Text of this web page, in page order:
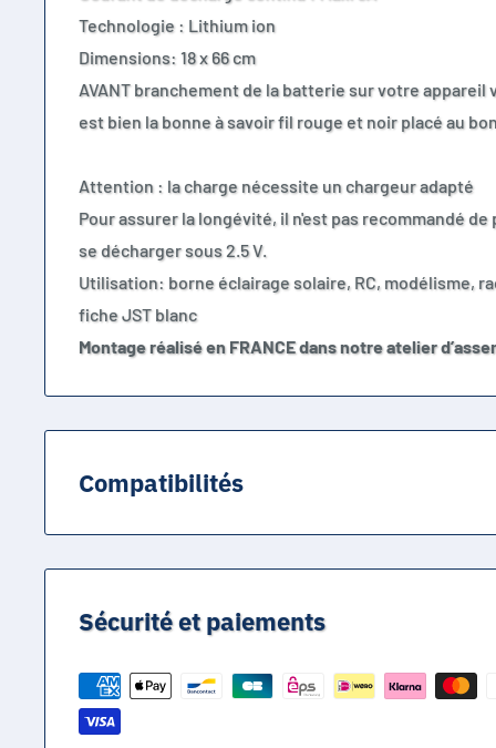
Technologie : Lithium ion
Dimensions: 18 x 66 cm
AVANT branchement de la batterie sur votre
est bien la bonne à savoir fil rouge et noir placé au
Attention : la charge nécessite un chargeur adapté
Pour assurer la longévité, il n'est pas recommandé
se décharger sous 2.5 V.
Utilisation: borne éclairage solaire, RC, modélisme,
fiche JST blanc
Montage réalisé en FRANCE dans notre atelier
Compatibilités
utilisation: e-cigarette, torche de lampe de poche,
microphone, radio, manette, lampe frontale, appareil
télécommande, mini ventilateur, imprimante
instrument, équipement audio, modèle aérien,
médical, stockage d'énergie, industrie
Même dimensions que les références suivantes:
Sécurité et paiements